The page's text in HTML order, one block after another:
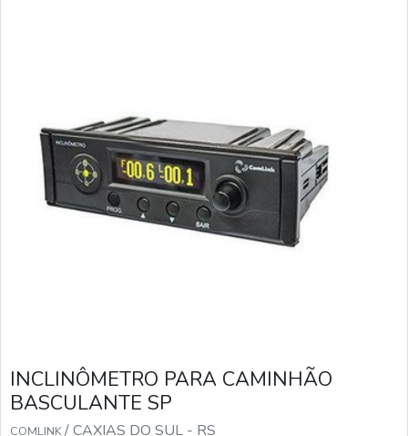
INCLINÔMETRO PARA CAMINHÃO
BASCULANTE SP
COMLINK/ CAXIAS DO SUL - RS